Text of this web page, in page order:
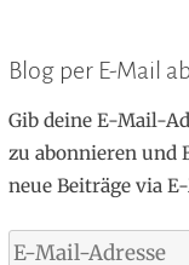
Blog per E-Mail
Gib deine E-Mail-
zu abonnieren und
neue Beiträge via
E-